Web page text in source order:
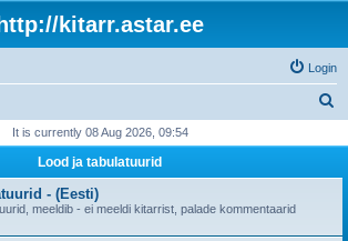
http://kitarr.astar.ee
Login
r
h
It is currently 08 Aug 2026, 09:54
Lood ja tabulatuurid
- (Eesti)
meeldib - ei meeldi kitarrist, palade kommentaarid